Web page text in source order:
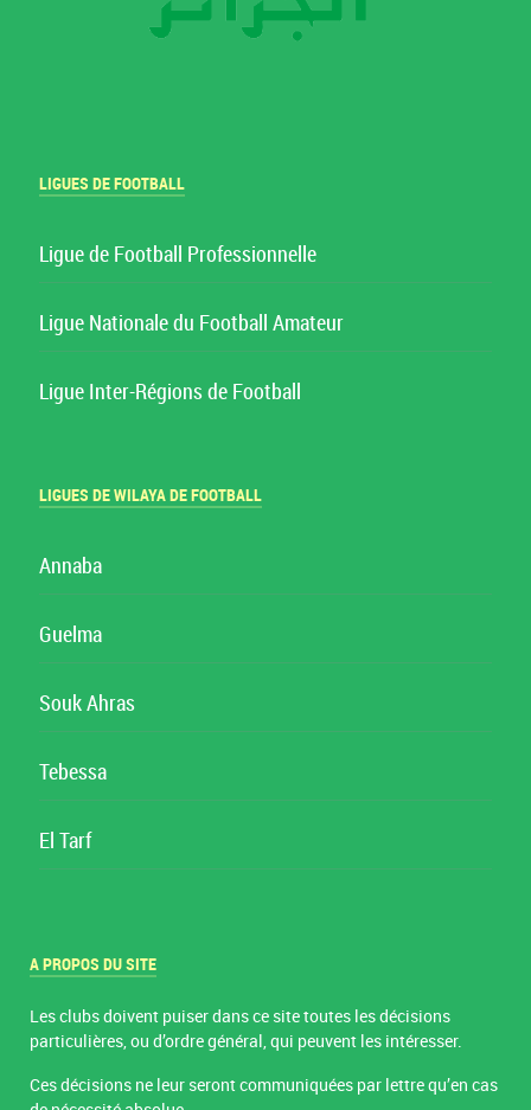
LIGUES DE FOOTBALL
Ligue de Football Professionnelle
Ligue Nationale du Football Amateur
Ligue Inter-Régions de Football
LIGUES DE WILAYA DE FOOTBALL
Annaba
Guelma
Souk Ahras
Tebessa
El Tarf
A PROPOS DU SITE
Les clubs doivent puiser dans ce site toutes les décisions
particulières, ou d’ordre général, qui peuvent les intéresser.
Ces décisions ne leur seront communiquées par lettre qu’en cas